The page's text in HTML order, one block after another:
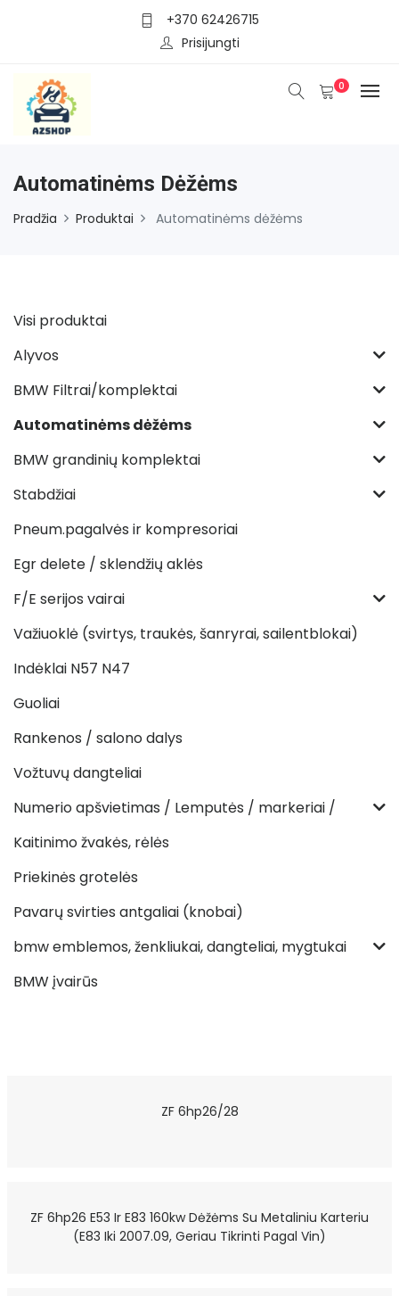
+370 62426715
Prisijungti
0
Automatinėms Dėžėms
Pradžia Produktai Automatinėms dėžėms
Visi produktai
Alyvos
BMW Filtrai/komplektai
Automatinėms dėžėms
BMW grandinių komplektai
Stabdžiai
Pneum.pagalvės ir kompresoriai
Egr delete / sklendžių aklės
F/E serijos vairai
Važiuoklė (svirtys, traukės, šanryrai, sailentblokai)
Indėklai N57 N47
Guoliai
Rankenos / salono dalys
Vožtuvų dangteliai
Numerio apšvietimas / Lemputės / markeriai /
Kaitinimo žvakės, rėlės
Priekinės grotelės
Pavarų svirties antgaliai (knobai)
bmw emblemos, ženkliukai, dangteliai, mygtukai
BMW įvairūs
ZF 6hp26/28
ZF 6hp26 E53 Ir E83 160kw Dėžėms Su Metaliniu Karteriu
(E83 Iki 2007.09, Geriau Tikrinti Pagal Vin)